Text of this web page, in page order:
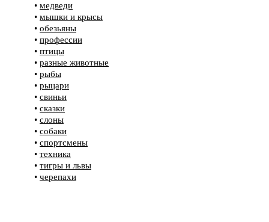
• медведи
• мышки и крысы
• обезьяны
• профессии
• птицы
• разные животные
• рыбы
• рыцари
• свиньи
• сказки
• слоны
• собаки
• спортсмены
• техника
• тигры и львы
• черепахи